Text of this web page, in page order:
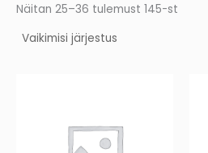
Näitan 25–36 tulemust 145-st